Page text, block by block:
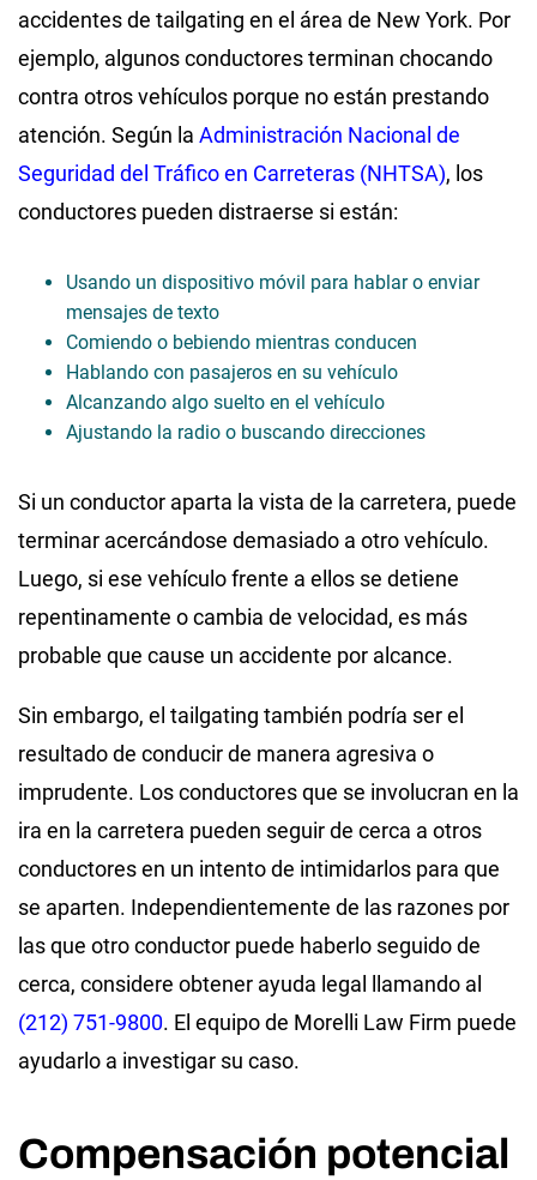
accidentes de tailgating en el área de New York. Por
ejemplo, algunos conductores terminan chocando
contra otros vehículos porque no están prestando
atención. Según la Administración Nacional de
Seguridad del Tráfico en Carreteras (NHTSA), los
conductores pueden distraerse si están:
Usando un dispositivo móvil para hablar o enviar
mensajes de texto
Comiendo o bebiendo mientras conducen
Hablando con pasajeros en su vehículo
Alcanzando algo suelto en el vehículo
Ajustando la radio o buscando direcciones
Si un conductor aparta la vista de la carretera, puede
terminar acercándose demasiado a otro vehículo.
Luego, si ese vehículo frente a ellos se detiene
repentinamente o cambia de velocidad, es más
probable que cause un accidente por alcance.
Sin embargo, el tailgating también podría ser el
resultado de conducir de manera agresiva o
imprudente. Los conductores que se involucran en la
ira en la carretera pueden seguir de cerca a otros
conductores en un intento de intimidarlos para que
se aparten. Independientemente de las razones por
las que otro conductor puede haberlo seguido de
cerca, considere obtener ayuda legal llamando al
(212) 751-9800. El equipo de Morelli Law Firm puede
ayudarlo a investigar su caso.
Compensación potencial